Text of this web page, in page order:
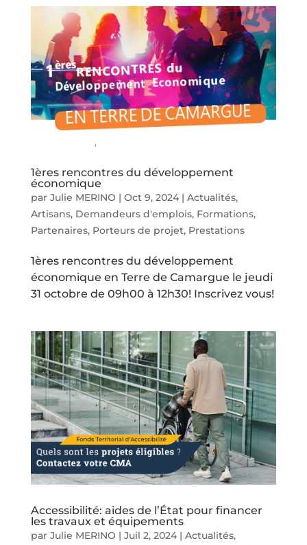
1ères rencontres du développement
économique
par Julie MERINO | Oct 9, 2024| Actualités,
Artisans, Demandeurs d'emplois, Formations,
Partenaires, Porteurs de projet, Prestations
1ères rencontres du développement
économique en Terre de Camargue le jeudi
31 octobre de 09h00 à 12h30! Inscrivez vous!
Accessibilité: aides de l’État pour financer
les travaux et équipements
par Julie MERINO | Juil 2, 2024| Actualités,